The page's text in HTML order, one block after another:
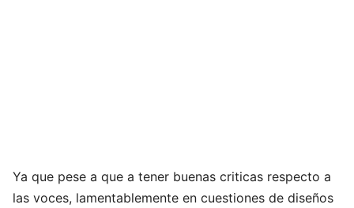
Ya que pese a que a tener buenas criticas respecto a
las voces, lamentablemente en cuestiones de diseños